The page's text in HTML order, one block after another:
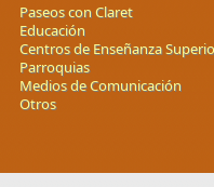
Paseos con Claret
Educación
Centros de Enseñanza
Parroquias
Medios de Comunicación
Otros